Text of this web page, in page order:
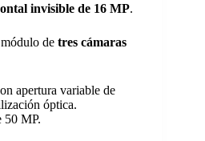
invisible de 16 MP.
de tres cámaras
apertura variable de
óptica.
50 MP.